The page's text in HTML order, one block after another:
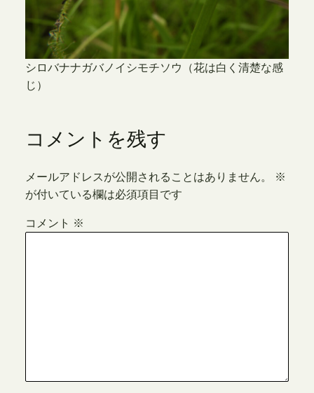
シロバナナガバノイシモチソウ（花は白く清楚な感
じ）
コメントを残す
メールアドレスが公開されることはありません。
※
が付いている欄は必須項目です
コメント ※